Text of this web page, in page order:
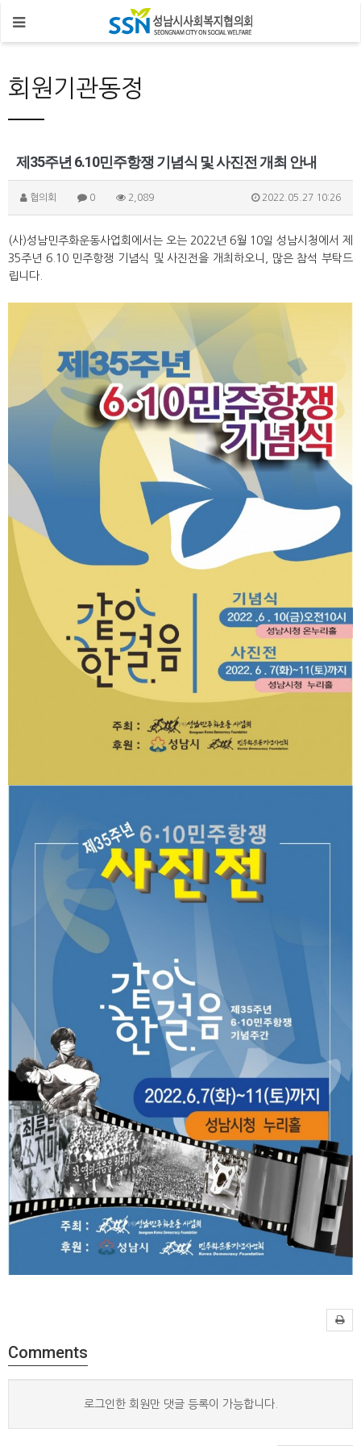
회원기관동정
제35주년 6.10민주항쟁 기념식 및 사진전 개최 안내
협의회 0 2,089 2022.05.27 10:26
(사)성남민주화운동사업회에서는 오는 2022년 6월 10일 성남시청에서 제
35주년 6.10 민주항쟁 기념식 및 사진전을 개최하오니, 많은 참석 부탁드
립니다.
Comments
로그인한 회원만 댓글 등록이 가능합니다.